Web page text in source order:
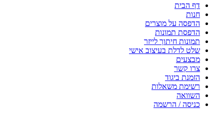
דף הבית
חנות
הדפסה על מוצרים
הדפסת תמונות
תמונות חיתוך לייזר
שלט לדלת בעיצוב אישי
מבצעים
צרו קשר
הזמנת ביגוד
רשימת משאלות
השוואה
כניסה / הרשמה